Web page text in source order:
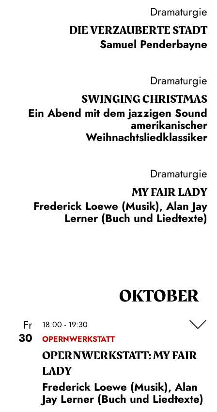
Dramaturgie
DIE VERZAUBERTE STADT
Samuel Penderbayne
Dramaturgie
SWINGING CHRIST­MAS
Ein Abend mit dem jazzigen Sound
amerikanischer
Weihnachtsliedklassiker
Dramaturgie
MY FAIR LADY
Frederick Loewe (Musik), Alan Jay
Lerner (Buch und Liedtexte)
OKTOBER
Fr
30
18:00 - 19:30
OPERNWERKSTATT
OPERN­WERKSTATT: MY FAIR
LADY
Frederick Loewe (Musik), Alan
Jay Lerner (Buch und Liedtexte)